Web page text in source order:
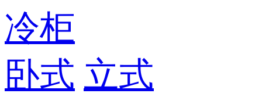
冷柜
卧式 立式